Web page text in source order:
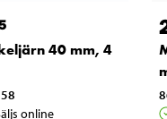
40 mm, 4
online